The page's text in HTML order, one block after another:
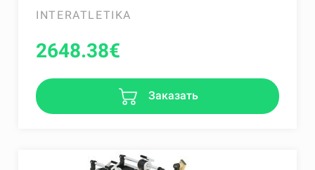
INTERATLETIKA
2648.38€
Заказать